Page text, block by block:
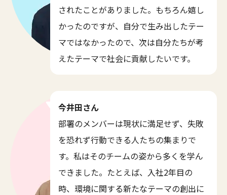
されたことがありました。もちろん嬉し
かったのですが、自分で生み出したテー
マではなかったので、次は自分たちが考
えたテーマで社会に貢献したいです。
今井田さん
部署のメンバーは現状に満足せず、失敗
を恐れず行動できる人たちの集まりで
す。私はそのチームの姿から多くを学ん
できました。たとえば、入社2年目の
時、環境に関する新たなテーマの創出に